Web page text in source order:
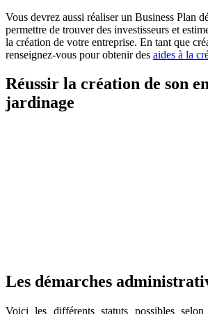
Vous devrez aussi réaliser un Business Plan
permettre de trouver des investisseurs et
la création de votre entreprise. En tant que
renseignez-vous pour obtenir des aides à la
Réussir la création de son
jardinage
Les démarches
Voici les différents statuts possibles